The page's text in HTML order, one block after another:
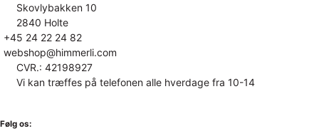
Skovlybakken 10
2840 Holte
+45 24 22 24 82
webshop@himmerli.com
CVR.: 42198927
Vi kan træffes på telefonen alle hverdage fra 10-14
Følg os: